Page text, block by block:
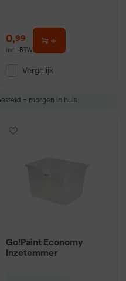
= morgen in huis
0,99
incl. BTW
Vergelijk
Go!Paint Economy
Inzetemmer